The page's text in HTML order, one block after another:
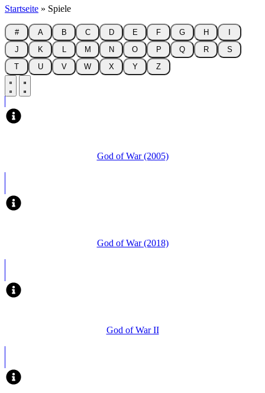
Startseite » Spiele
# A B C D E F G H
J
K M N O P Q R
S
T
U V W X Y Z
God of War (2005)
God of War (2018)
God of War II